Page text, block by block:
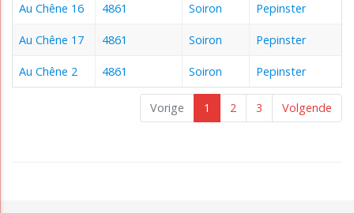
Au Chêne 16 4861 Soiron Pepinster
Au Chêne 17 4861 Soiron Pepinster
Au Chêne 2 4861 Soiron Pepinster
Vorige 1 2 3 Volgende